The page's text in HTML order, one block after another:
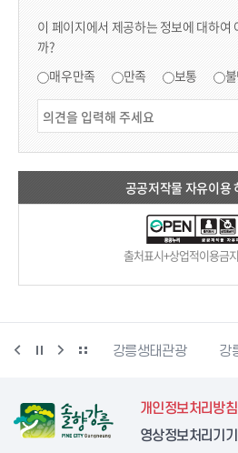
이 페이지에서 제공하는 정보에 대하여
까?
매우만족 만족 보통
공공저작물 자유이용
출처표시+상업적이용금
사랑센터 강릉생태관광 강릉
개인정보처리방침
영상정보처리기